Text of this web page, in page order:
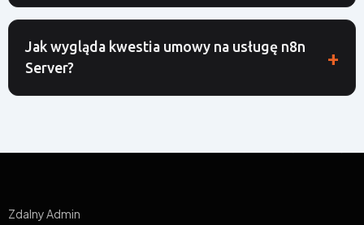
Jak wygląda kwestia umowy na usługę n8n
Server?
Zdalny Admin